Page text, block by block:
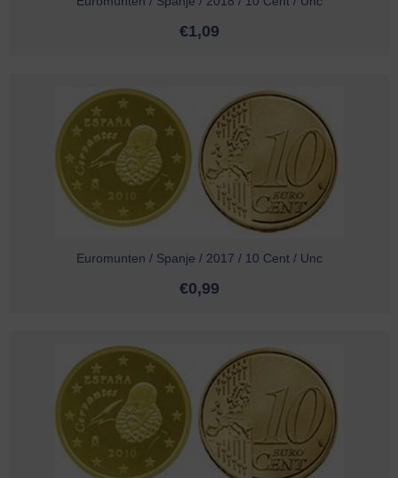
€1,09
Euromunten / Spanje / 2017 / 10 Cent / Unc
€0,99